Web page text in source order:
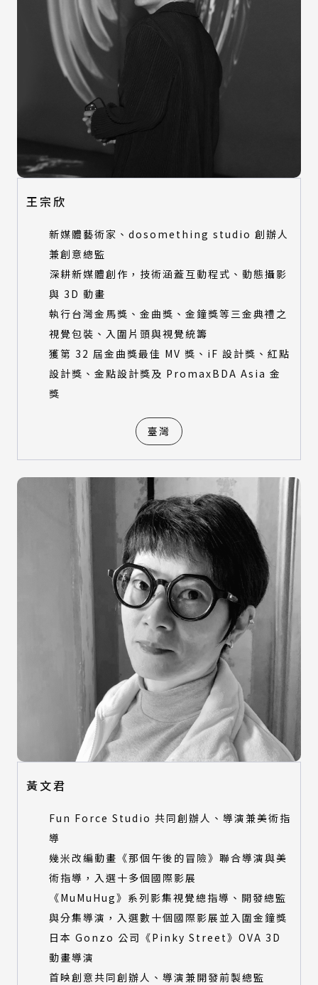
王宗欣
新媒體藝術家、dosomething studio 創辦人
兼創意總監
深耕新媒體創作，技術涵蓋互動程式、動態攝影
與 3D 動畫
執行台灣金馬獎、金曲獎、金鐘獎等三金典禮之
視覺包裝、入圍片頭與視覺統籌
獲第 32 屆金曲獎最佳 MV 獎、iF 設計獎、紅點
設計獎、金點設計獎及 PromaxBDA Asia 金
獎
臺灣
黃文君
Fun Force Studio 共同創辦人、導演兼美術指
導
幾米改編動畫《那個午後的冒險》聯合導演與美
術指導，入選十多個國際影展
《MuMuHug》系列影集視覺總指導、開發總監
與分集導演，入選數十個國際影展並入圍金鐘獎
日本 Gonzo 公司《Pinky Street》OVA 3D
動畫導演
首映創意共同創辦人、導演兼開發前製總監